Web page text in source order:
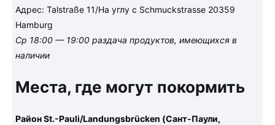
Адрес: Talstraße 11/На углу с Schmuckstrasse 20359
Hamburg
Ср 18:00 — 19:00 раздача продуктов, имеющихся в
наличии
Места, где могут покормить
Район St.-Pauli/Landungsbrücken (Сант-Паули,